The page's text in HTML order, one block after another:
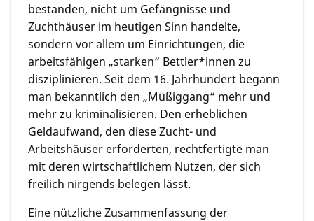
bestanden, nicht um Gefängnisse und
Zuchthäuser im heutigen Sinn handelte,
sondern vor allem um Einrichtungen, die
arbeitsfähigen „starken“ Bettler*innen zu
disziplinieren. Seit dem 16. Jahrhundert begann
man bekanntlich den „Müßiggang“ mehr und
mehr zu kriminalisieren. Den erheblichen
Geldaufwand, den diese Zucht- und
Arbeitshäuser erforderten, rechtfertigte man
mit deren wirtschaftlichem Nutzen, der sich
freilich nirgends belegen lässt.
Eine nützliche Zusammenfassung der